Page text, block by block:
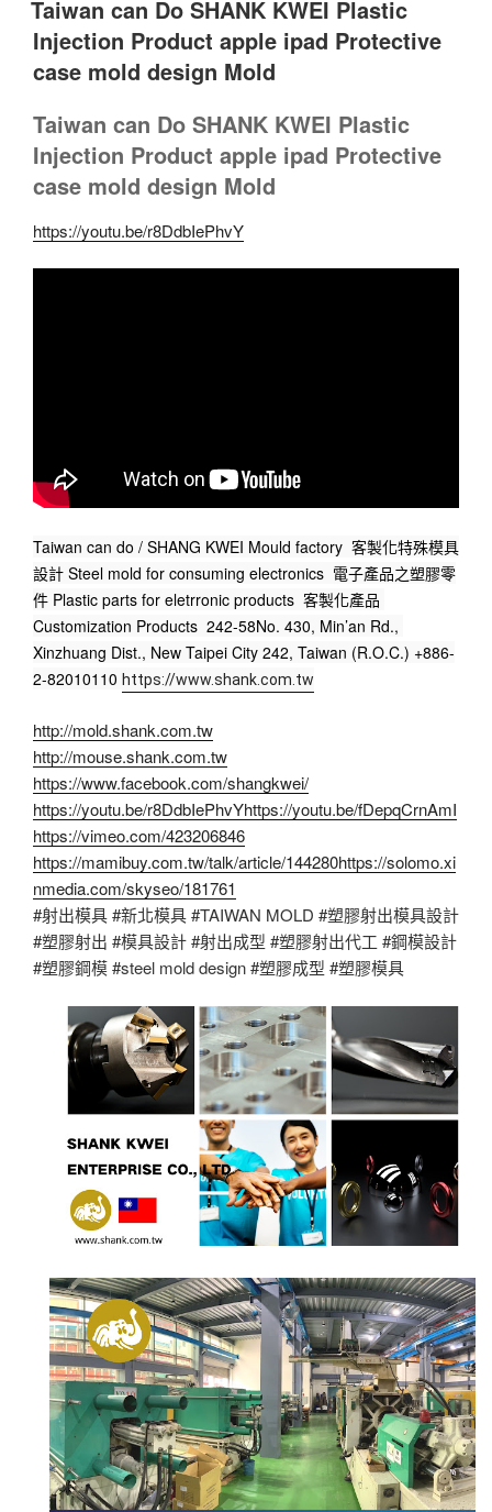
於
Taiwan can Do SHANK KWEI Plastic
Injection Product apple ipad Protective
case mold design Mold
Taiwan can Do SHANK KWEI Plastic
Injection Product apple ipad Protective
case mold design Mold
https://youtu.be/r8DdbIePhvY
Taiwan can do / SHANG KWEI Mould factory  客製化特殊模具
設計 Steel mold for consuming electronics  電子產品之塑膠零
件 Plastic parts for eletrronic products  客製化產品
Customization Products  242-58No. 430, Min’an Rd.,
Xinzhuang Dist., New Taipei City 242, Taiwan (R.O.C.) +886-
2-82010110 https://www.shank.com.tw
http://mold.shank.com.tw
http://mouse.shank.com.tw
https://www.facebook.com/shangkwei/
https://youtu.be/r8DdbIePhvYhttps://youtu.be/fDepqCrnAmI
https://vimeo.com/423206846
https://mamibuy.com.tw/talk/article/144280https://solomo.xi
nmedia.com/skyseo/181761
#射出模具 #新北模具 #TAIWAN MOLD #塑膠射出模具設計
#塑膠射出 #模具設計 #射出成型 #塑膠射出代工 #鋼模設計
#塑膠鋼模 #steel mold design #塑膠成型 #塑膠模具